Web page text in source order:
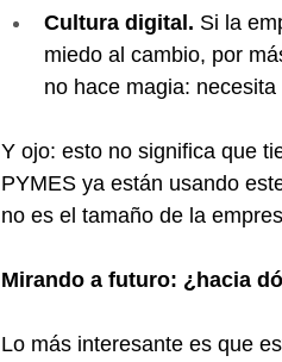
Cultura digital. Si la
miedo al cambio, por
no hace magia:
Y ojo: esto no significa que
PYMES ya están usando
no es el tamaño de la
Mirando a futuro: ¿hacia
Lo más interesante es que